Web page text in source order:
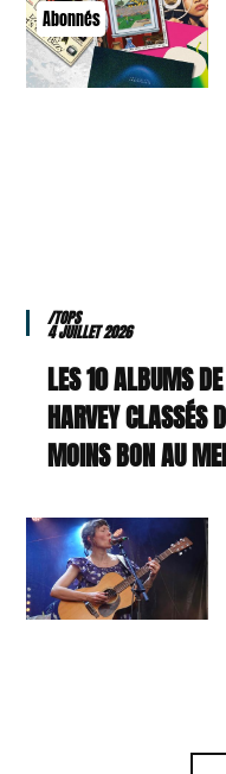
Abonnés
/TOPS
4 JUILLET 2026
LES 10 ALBUMS
HARVEY CLASSÉS
MOINS BON AU